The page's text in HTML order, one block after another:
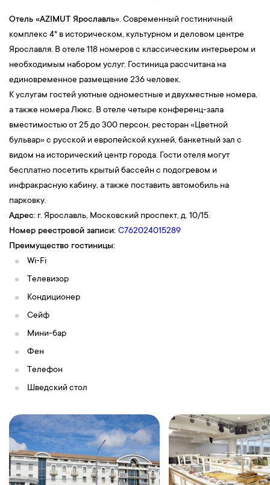
Отель «AZIMUT Ярославль». Современный гостиничный
комплекс 4* в историческом, культурном и деловом центре
Ярославля. В отеле 118 номеров с классическим интерьером и
необходимым набором услуг. Гостиница рассчитана на
единовременное размещение 236 человек.
К услугам гостей уютные одноместные и двухместные номера,
а также номера Люкс. В отеле четыре конференц-зала
вместимостью от 25 до 300 персон, ресторан «Цветной
бульвар» с русской и европейской кухней, банкетный зал с
видом на исторический центр города. Гости отеля могут
бесплатно посетить крытый бассейн с подогревом и
инфракрасную кабину, а также поставить автомобиль на
парковку.
Адрес: г. Ярославль, Московский проспект, д. 10/15.
Номер реестровой записи: С762024015289
Преимущество гостиницы:
Wi-Fi
Телевизор
Кондиционер
Сейф
Мини-бар
Фен
Телефон
Шведский стол